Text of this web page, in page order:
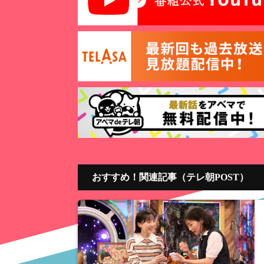
おすすめ！関連記事（テレ朝POST）